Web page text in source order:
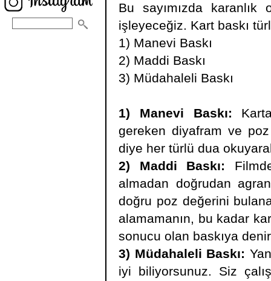
Bu sayımızda
işleyeceğiz. Kart baskı
1) Manevi Baskı
2) Maddi Baskı
3) Müdahaleli Baskı
1) Manevi Baskı:
gereken diyafram ve
diye her türlü dua
2) Maddi Baskı:
almadan doğrudan
doğru poz değerini
alamamanın, bu kadar
sonucu olan baskıya
3) Müdahaleli Baskı:
iyi biliyorsunuz. Siz